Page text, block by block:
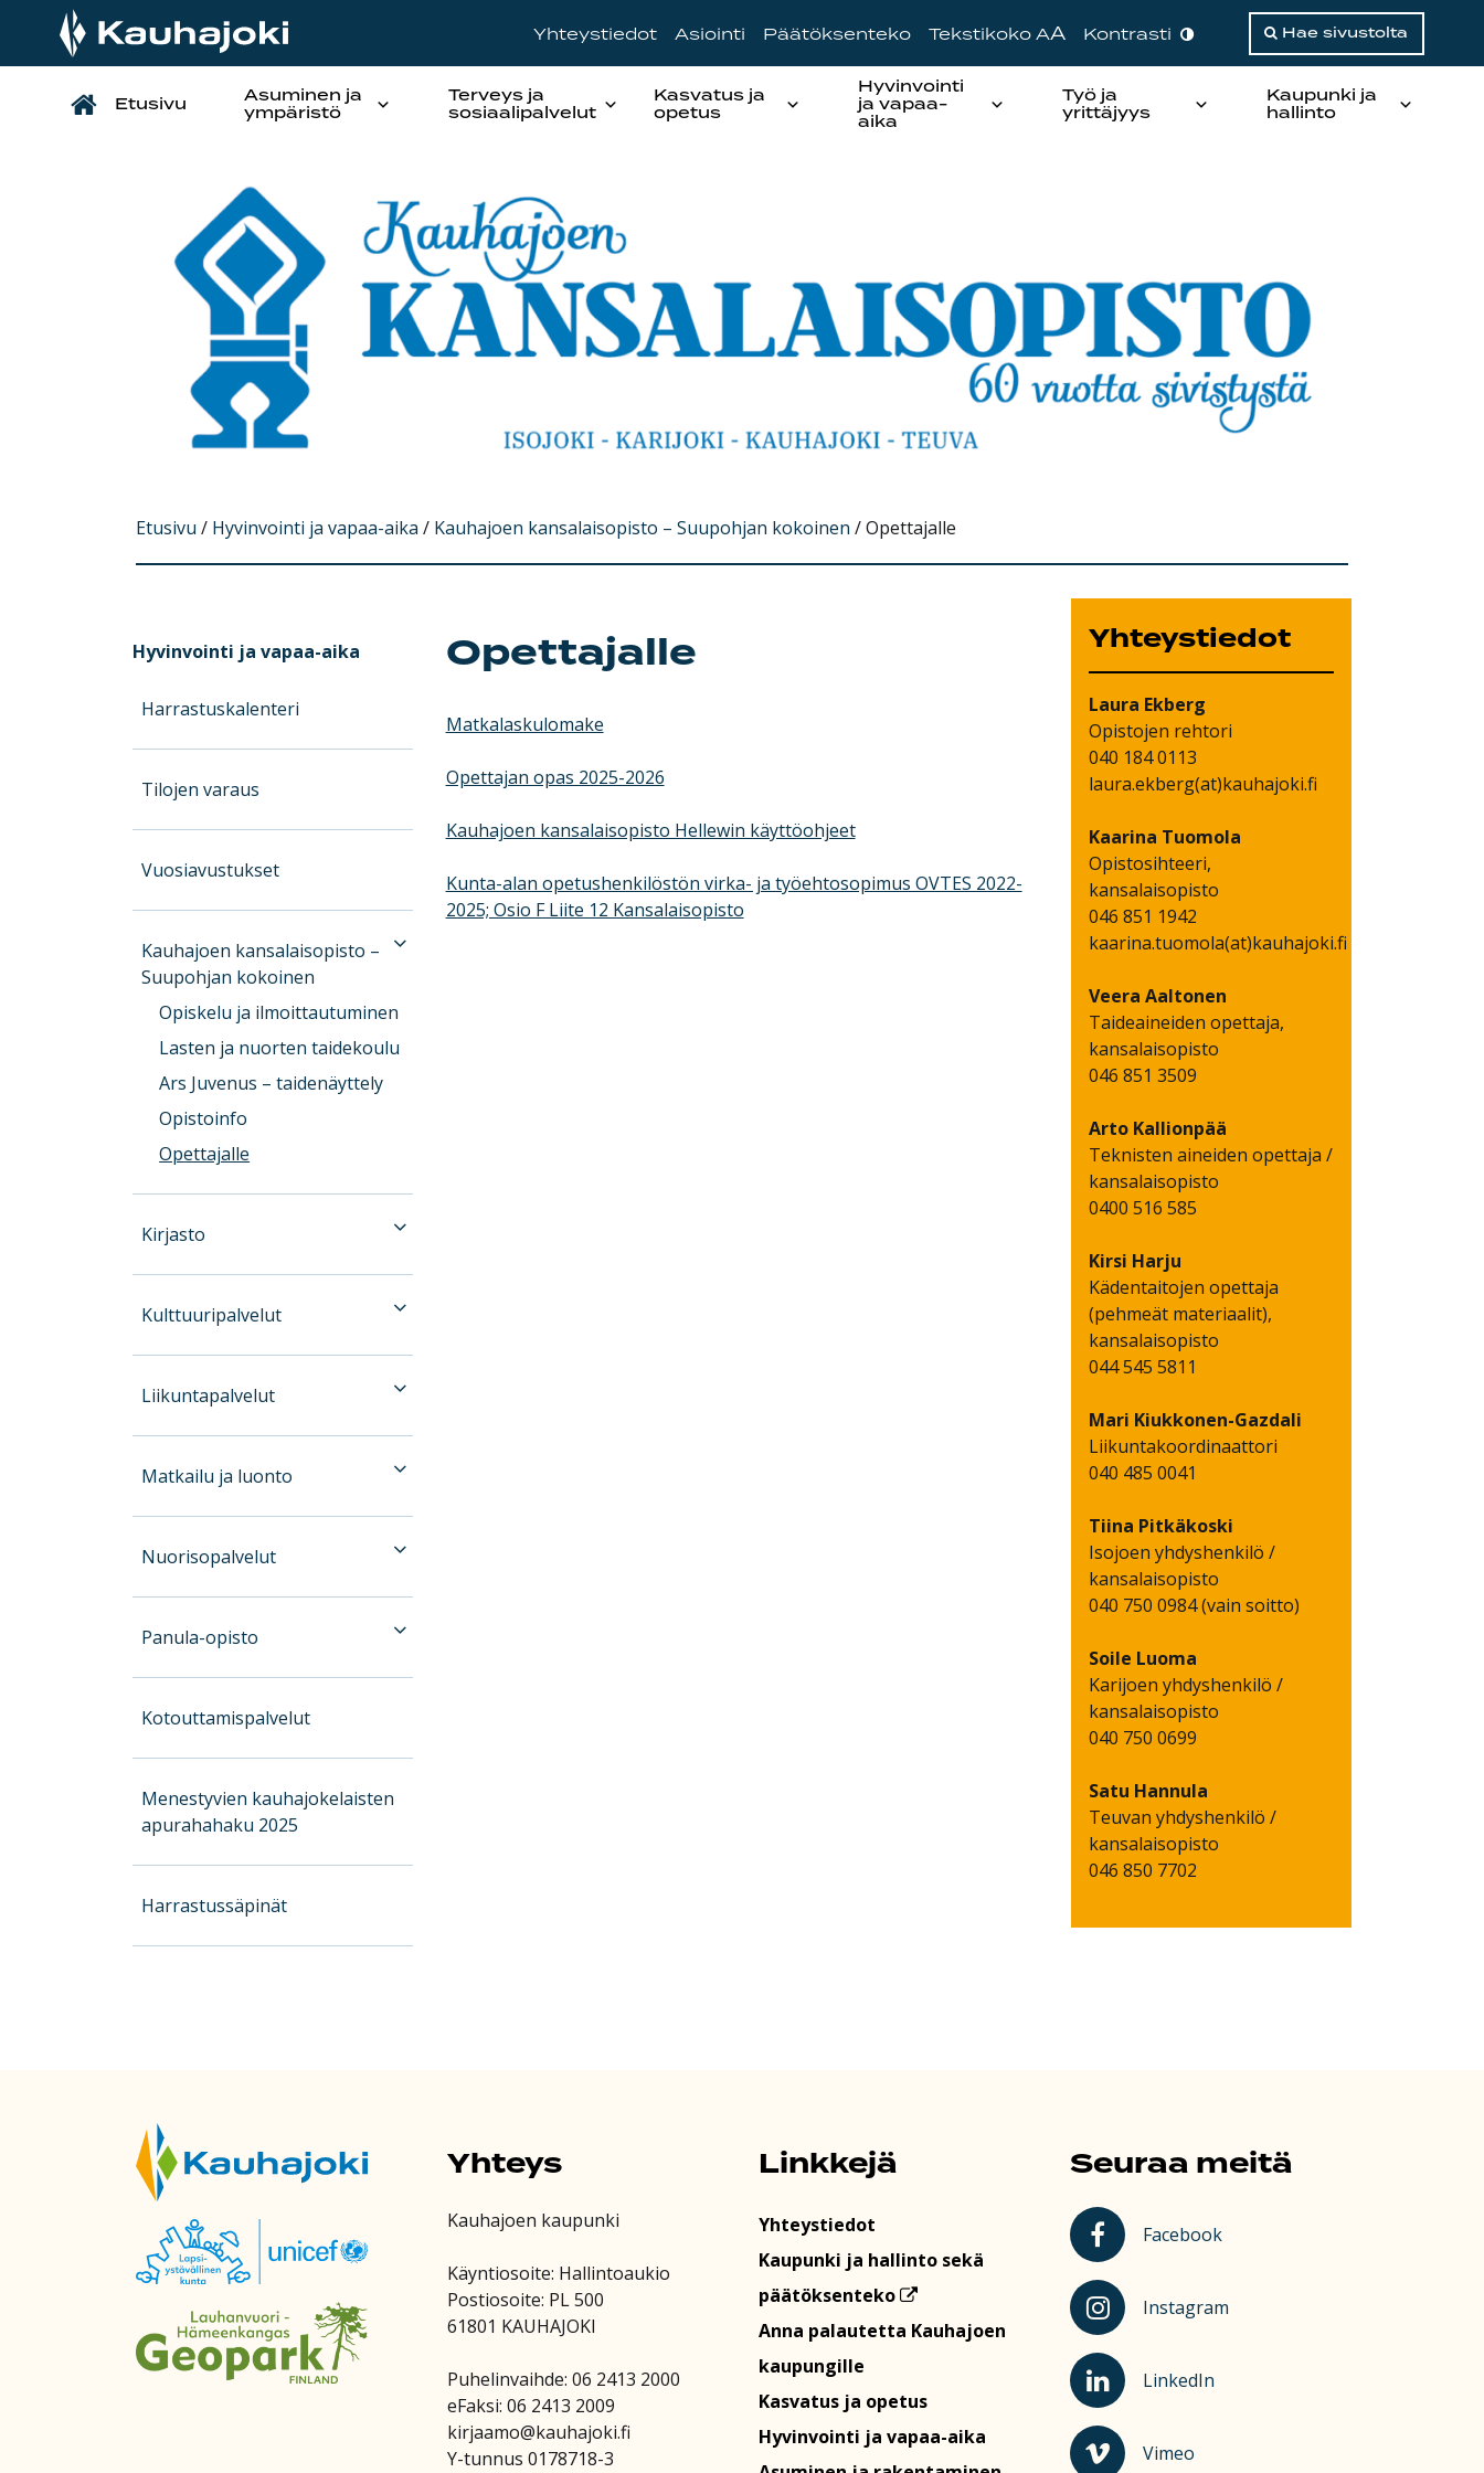
Yhteystiedot Asiointi Päätöksenteko Tekstikoko AA Kontrasti Hae sivustolta
Päävalikko
Etusivu Asuminen ja
ympäristö
Terveys ja
sosiaalipalvelut
Kasvatus ja
opetus
Hyvinvointi
ja vapaa-
aika
Työ ja
yrittäjyys
Kaupunki ja
hallinto
Etusivu / Hyvinvointi ja vapaa-aika / Kauhajoen kansalaisopisto – Suupohjan kokoinen /Opettajalle
Hyvinvointi ja vapaa-aika
Harrastuskalenteri
Tilojen varaus
Vuosiavustukset
Kauhajoen kansalaisopisto –
Suupohjan kokoinen
Opiskelu ja ilmoittautuminen
Lasten ja nuorten taidekoulu
Ars Juvenus – taidenäyttely
Opistoinfo
Opettajalle
Kirjasto
Kulttuuripalvelut
Liikuntapalvelut
Matkailu ja luonto
Nuorisopalvelut
Panula-opisto
Kotouttamispalvelut
Menestyvien kauhajokelaisten
apurahahaku 2025
Harrastussäpinät
Opettajalle
Matkalaskulomake
Opettajan opas 2025-2026
Kauhajoen kansalaisopisto Hellewin käyttöohjeet
Kunta-alan opetushenkilöstön virka- ja työehtosopimus OVTES 2022-
2025; Osio F Liite 12 Kansalaisopisto
Yhteystiedot
Laura Ekberg
Opistojen rehtori
040 184 0113
laura.ekberg(at)kauhajoki.fi
Kaarina Tuomola
Opistosihteeri,
kansalaisopisto
046 851 1942
kaarina.tuomola(at)kauhajoki.fi
Veera Aaltonen
Taideaineiden opettaja,
kansalaisopisto
046 851 3509
Arto Kallionpää
Teknisten aineiden opettaja /
kansalaisopisto
0400 516 585
Kirsi Harju
Kädentaitojen opettaja
(pehmeät materiaalit),
kansalaisopisto
044 545 5811
Mari Kiukkonen-Gazdali
Liikuntakoordinaattori
040 485 0041
Tiina Pitkäkoski
Isojoen yhdyshenkilö /
kansalaisopisto
040 750 0984 (vain soitto)
Soile Luoma
Karijoen yhdyshenkilö /
kansalaisopisto
040 750 0699
Satu Hannula
Teuvan yhdyshenkilö /
kansalaisopisto
046 850 7702
Yhteys
Kauhajoen kaupunki
Käyntiosoite: Hallintoaukio
Postiosoite: PL 500
61801 KAUHAJOKI
Puhelinvaihde: 06 2413 2000
eFaksi: 06 2413 2009
kirjaamo@kauhajoki.fi
Y-tunnus 0178718-3
Linkkejä
Yhteystiedot
Kaupunki ja hallinto sekä
päätöksenteko
Anna palautetta Kauhajoen
kaupungille
Kasvatus ja opetus
Hyvinvointi ja vapaa-aika
Seuraa meitä
Kauhajoki Facebookissa
Facebook
Kauhajoki Instagramissa
Instagram
Kauhajoki LinkedInissä
LinkedIn
Kauhajoki Vimeossa
Vimeo